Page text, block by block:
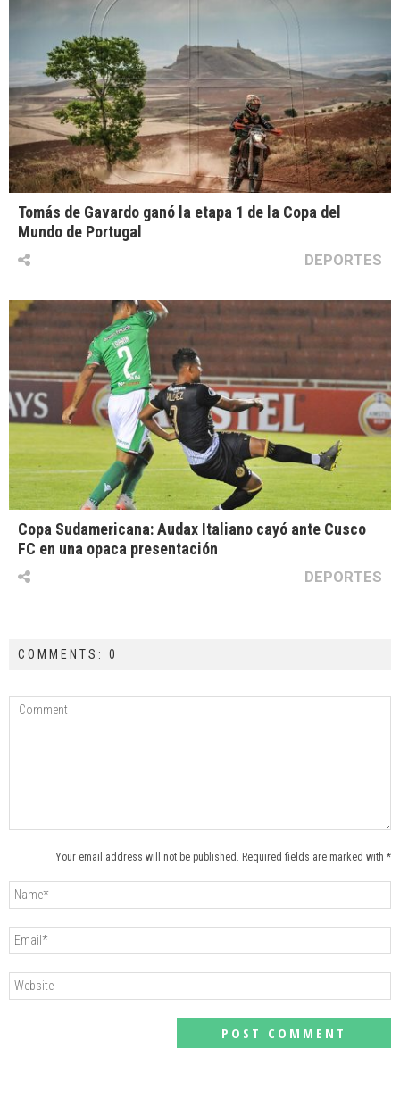
Tomás de Gavardo ganó la etapa 1 de la Copa del
Mundo de Portugal
DEPORTES
Copa Sudamericana: Audax Italiano cayó ante Cusco
FC en una opaca presentación
DEPORTES
COMMENTS: 0
Your email address will not be published. Required fields are marked with *